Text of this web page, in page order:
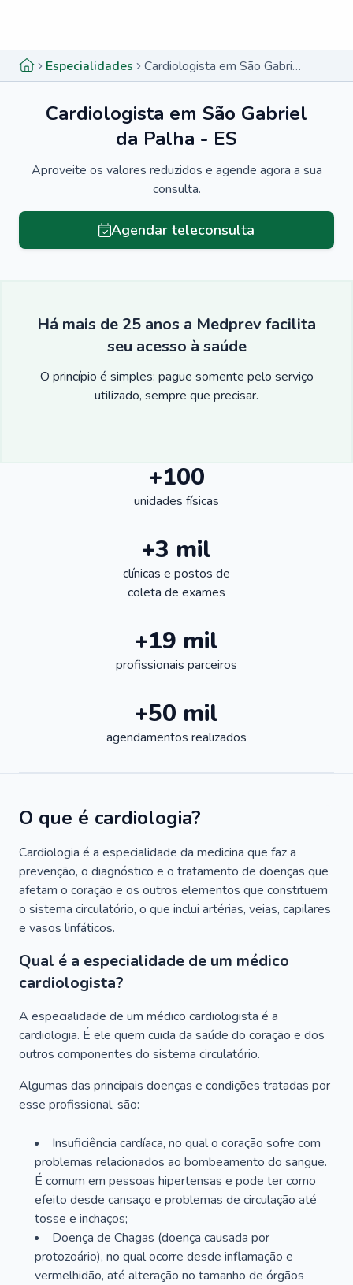
Especialidades Cardiologista em São Gabriel da Palha - ES
Cardiologista em São Gabriel
da Palha - ES
Aproveite os valores reduzidos e agende agora a sua
consulta.
Agendar teleconsulta
Há mais de 25 anos a Medprev facilita
seu acesso à saúde
O princípio é simples: pague somente pelo serviço
utilizado, sempre que precisar.
+100
unidades físicas
+3 mil
clínicas e postos de
coleta de exames
+19 mil
profissionais parceiros
+50 mil
agendamentos realizados
O que é cardiologia?
Cardiologia é a especialidade da medicina que faz a
prevenção, o diagnóstico e o tratamento de doenças que
afetam o coração e os outros elementos que constituem
o sistema circulatório, o que inclui artérias, veias, capilares
e vasos linfáticos.
Qual é a especialidade de um médico
cardiologista?
A especialidade de um médico cardiologista é a
cardiologia. É ele quem cuida da saúde do coração e dos
outros componentes do sistema circulatório.
Algumas das principais doenças e condições tratadas por
esse profissional, são:
Insuficiência cardíaca, no qual o coração sofre com
problemas relacionados ao bombeamento do sangue.
É comum em pessoas hipertensas e pode ter como
efeito desde cansaço e problemas de circulação até
tosse e inchaços;
Doença de Chagas (doença causada por
protozoário), no qual ocorre desde inflamação e
vermelhidão, até alteração no tamanho de órgãos